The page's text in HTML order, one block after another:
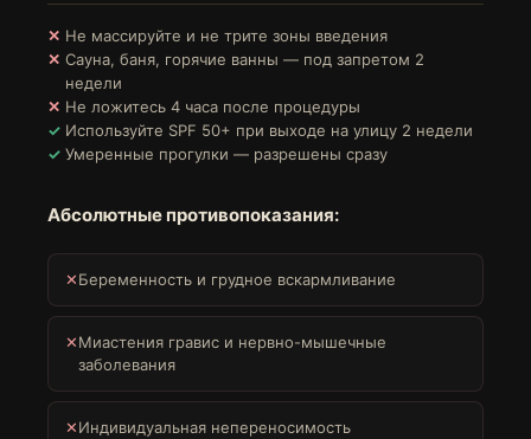
Не массируйте и не трите зоны введения
Сауна, баня, горячие ванны — под запретом 2
недели
Не ложитесь 4 часа после процедуры
Используйте SPF 50+ при выходе на улицу 2 недели
Умеренные прогулки — разрешены сразу
Абсолютные противопоказания:
✕Беременность и грудное вскармливание
✕Миастения гравис и нервно-мышечные
заболевания
✕Индивидуальная непереносимость